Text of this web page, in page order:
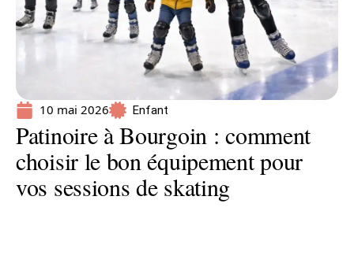
10 mai 2026 Enfant
Patinoire à Bourgoin : comment
choisir le bon équipement pour
vos sessions de skating